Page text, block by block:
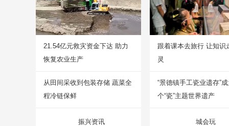
21.54亿元救灾资金下达 助力
恢复农业生产
从田间采收到包装存储 蔬菜全
程冷链保鲜
振兴资讯
跟着课本去旅行 让知识
灵
“景德镇手工瓷业遗存”
个“瓷”主题世界遗产
城会玩